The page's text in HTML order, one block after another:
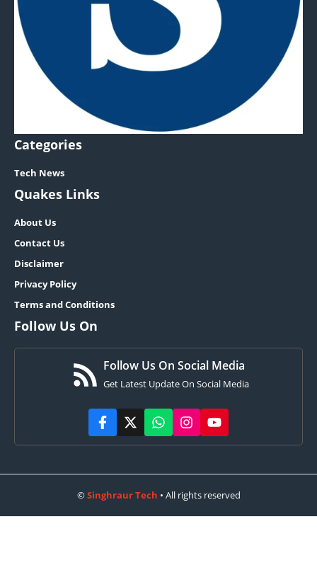
Categories
Tech News
Quakes Links
About Us
Contact Us
Disclaimer
Privacy Policy
Terms and Conditions
Follow Us On
Follow Us On Social Media
Get Latest Update On Social Media
©Singhraur Tech • All rights reserved